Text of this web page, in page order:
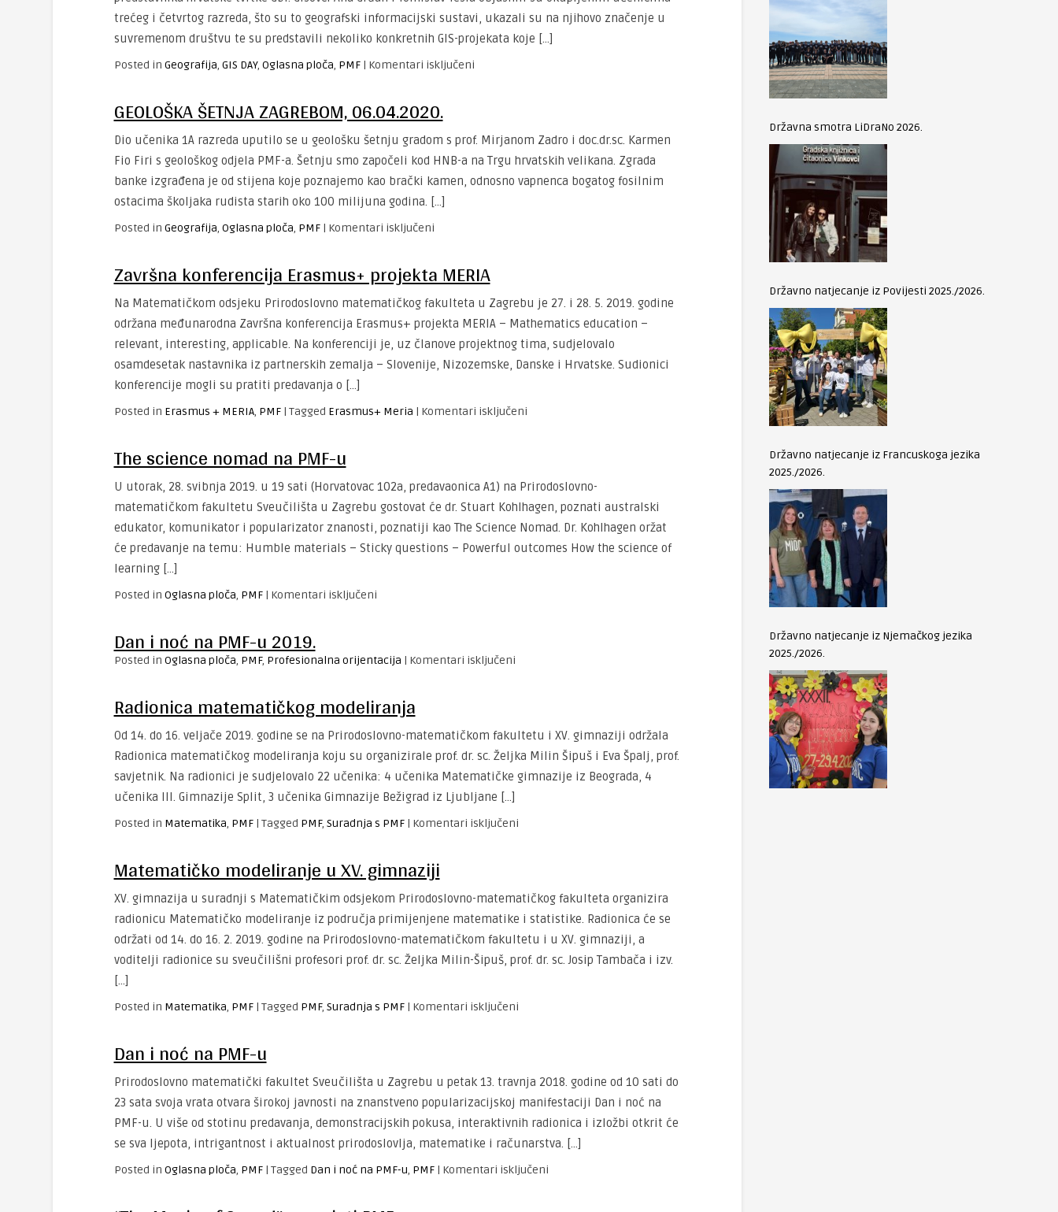
u
2023
trećeg i četvrtog razreda, što su to geografski informacijski sustavi, ukazali su na njihovo značenje u
suvremenom društvu te su predstavili nekoliko konkretnih GIS-projekata koje […]
Posted in Geografija, GIS DAY, Oglasna ploča, PMF | Komentari isključeniza
MIOC-
GEOLOŠKA ŠETNJA ZAGREBOM, 06.04.2020.
Dio učenika 1A razreda uputilo se u geološku šetnju gradom s prof. Mirjanom Zadro i doc.dr.sc. Karmen
Fio Firi s geološkog odjela PMF-a. Šetnju smo započeli kod HNB-a na Trgu hrvatskih velikana. Zgrada
banke izgrađena je od stijena koje poznajemo kao brački kamen, odnosno vapnenca bogatog fosilnim
ostacima školjaka rudista starih oko 100 milijuna godina. […]
Posted in Geografija, Oglasna ploča, PMF | Komentari isključeniza
ZAGREBOM,
06.04.2020.
Završna konferencija Erasmus+ projekta MERIA
Na Matematičkom odsjeku Prirodoslovno matematičkog fakulteta u Zagrebu je 27. i 28. 5. 2019. godine
održana međunarodna Završna konferencija Erasmus+ projekta MERIA – Mathematics education –
relevant, interesting, applicable. Na konferenciji je, uz članove projektnog tima, sudjelovalo
osamdesetak nastavnika iz partnerskih zemalja – Slovenije, Nizozemske, Danske i Hrvatske. Sudionici
konferencije mogli su pratiti predavanja o […]
Posted in Erasmus + MERIA, PMF | Tagged Erasmus+ Meria | Komentari isključeniza
projekta
The science nomad na PMF-u
U utorak, 28. svibnja 2019. u 19 sati (Horvatovac 102a, predavaonica A1) na Prirodoslovno-
matematičkom fakultetu Sveučilišta u Zagrebu gostovat će dr. Stuart Kohlhagen, poznati australski
edukator, komunikator i popularizator znanosti, poznatiji kao The Science Nomad. Dr. Kohlhagen oržat
će predavanje na temu: Humble materials – Sticky questions – Powerful outcomes How the science of
learning […]
Posted in Oglasna ploča, PMF | Komentari isključeniza
na
Dan i noć na PMF-u 2019.
Posted in Oglasna ploča, PMF, Profesionalna orijentacija | Komentari isključeniza
na
u
2019.
Radionica matematičkog modeliranja
Od 14. do 16. veljače 2019. godine se na Prirodoslovno-matematičkom fakultetu i XV. gimnaziji održala
Radionica matematičkog modeliranja koju su organizirale prof. dr. sc. Željka Milin Šipuš i Eva Špalj, prof.
savjetnik. Na radionici je sudjelovalo 22 učenika: 4 učenika Matematičke gimnazije iz Beograda, 4
učenika III. Gimnazije Split, 3 učenika Gimnazije Bežigrad iz Ljubljane […]
Posted in Matematika, PMF | Tagged PMF, Suradnja s PMF | Komentari isključeniza
Matematičko modeliranje u XV. gimnaziji
XV. gimnazija u suradnji s Matematičkim odsjekom Prirodoslovno-matematičkog fakulteta organizira
radionicu Matematičko modeliranje iz područja primijenjene matematike i statistike. Radionica će se
održati od 14. do 16. 2. 2019. godine na Prirodoslovno-matematičkom fakultetu i u XV. gimnaziji, a
voditelji radionice su sveučilišni profesori prof. dr. sc. Željka Milin-Šipuš, prof. dr. sc. Josip Tambača i izv.
[…]
Posted in Matematika, PMF | Tagged PMF, Suradnja s PMF | Komentari isključeniza
XV.
gimnaziji
Dan i noć na PMF-u
Prirodoslovno matematički fakultet Sveučilišta u Zagrebu u petak 13. travnja 2018. godine od 10 sati do
23 sata svoja vrata otvara širokoj javnosti na znanstveno popularizacijskoj manifestaciji Dan i noć na
PMF-u. U više od stotinu predavanja, demonstracijskih pokusa, interaktivnih radionica i izložbi otkrit će
se sva ljepota, intrigantnost i aktualnost prirodoslovlja, matematike i računarstva. […]
Posted in Oglasna ploča, PMF | Tagged Dan i noć na PMF-u, PMF | Komentari isključeniza
Državna smotra LiDraNo 2026.
Državno natjecanje iz Povijesti 2025./2026.
Državno natjecanje iz Francuskoga jezika
2025./2026.
Državno natjecanje iz Njemačkog jezika
2025./2026.